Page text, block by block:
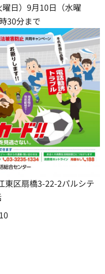
日）9月10日（水曜
30分まで
区扇橋3-22-2パルシテ